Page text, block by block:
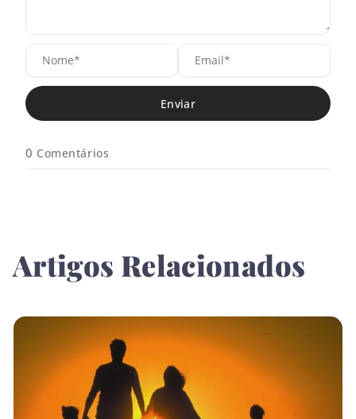
N
o
m
e
*
E
i
0 Comentários
Artigos Relacionados